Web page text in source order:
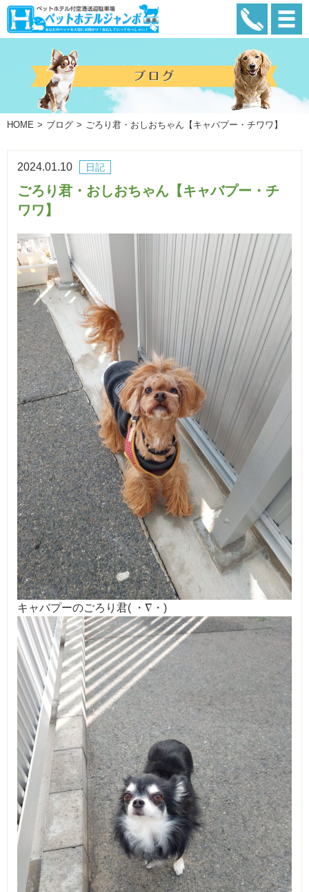
HOME ブログ ごろり君・おしおちゃん【キャバプー・チワワ】
日記
2024.01.10
ごろり君・おしおちゃん【キャバプー・チ
ワワ】
キャバプーのごろり君( ・∇・)